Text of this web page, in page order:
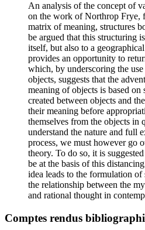
An analysis of the concept of
on the work of Northrop Frye,
matrix of meaning, structures
be argued that this structuring
itself, but also to a
provides an opportunity to
which, by underscoring the
objects, suggests that the
meaning of objects is based
created between objects and
their meaning before
themselves from the objects in
understand the nature and full
process, we must however go
theory. To do so, it is
be at the basis of this
idea leads to the formulation
the relationship between the
and rational thought in
Comptes rendus